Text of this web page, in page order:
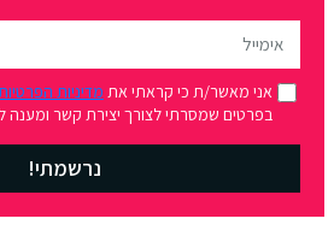
אני מאשר/ת כי קראתי את מדיניות
בפרטים שמסרתי לצורך יצירת קשר ומענה
נרשמתי!